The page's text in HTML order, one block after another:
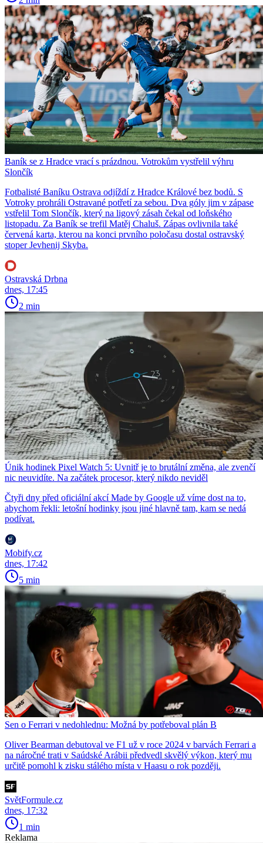
Baník se z Hradce vrací s prázdnou. Votrokům vystřelil výhru
Slončík
Fotbalisté Baníku Ostrava odjíždí z Hradce Králové bez bodů. S
Votroky prohráli Ostravané potřetí za sebou. Dva góly jim v zápase
vstřelil Tom Slončík, který na ligový zásah čekal od loňského
listopadu. Za Baník se trefil Matěj Chaluš. Zápas ovlivnila také
červená karta, kterou na konci prvního poločasu dostal ostravský
stoper Jevhenij Skyba.
Ostravská Drbna
dnes, 17:45
2 min
Únik hodinek Pixel Watch 5: Uvnitř je to brutální změna, ale zvenčí
nic neuvidíte. Na začátek procesor, který nikdo neviděl
Čtyři dny před oficiální akcí Made by Google už víme dost na to,
abychom řekli: letošní hodinky jsou jiné hlavně tam, kam se nedá
podívat.
Mobify.cz
dnes, 17:42
5 min
Sen o Ferrari v nedohlednu: Možná by potřeboval plán B
Oliver Bearman debutoval ve F1 už v roce 2024 v barvách Ferrari a
na náročné trati v Saúdské Arábii předvedl skvělý výkon, který mu
určitě pomohl k zisku stálého místa v Haasu o rok později.
SvětFormule.cz
dnes, 17:32
1 min
Reklama